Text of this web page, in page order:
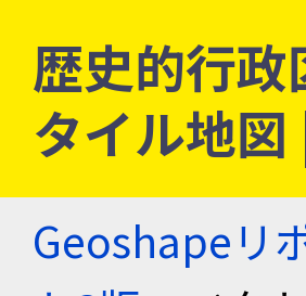
歴史的行
タイル地
Geoshapeリ